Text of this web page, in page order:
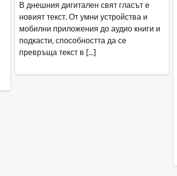
В днешния дигитален свят гласът е
новият текст. От умни устройства и
мобилни приложения до аудио книги и
подкасти, способността да се
превръща текст в […]